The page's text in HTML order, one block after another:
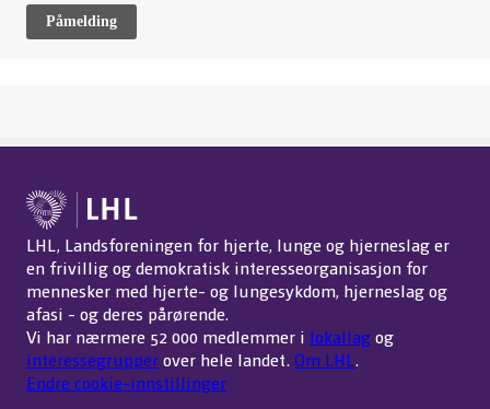
Påmelding
LHL, Landsforeningen for hjerte, lunge og hjerneslag er
en frivillig og demokratisk interesseorganisasjon for
mennesker med hjerte- og lungesykdom, hjerneslag og
afasi - og deres pårørende.
Vi har nærmere 52 000 medlemmer i lokallagog
interessegrupperover hele landet. Om LHL.
Endre cookie-innstillinger